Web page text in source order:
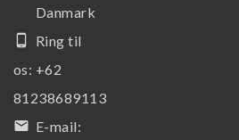
Danmark
phone_android
Ring til
os: +62
81238689113
email E-mail: